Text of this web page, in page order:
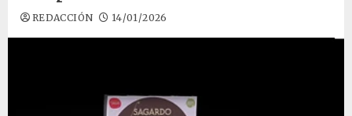
REDACCIÓN 14/01/2026